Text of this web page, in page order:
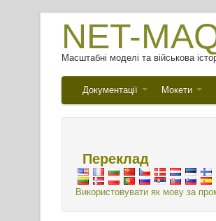
NET-
Масштабні моделі та військова
Документації Мокети
Переклад
Використовувати як мову за